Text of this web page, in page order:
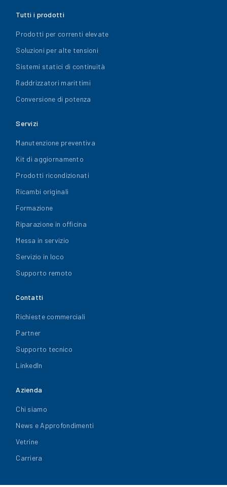
Tutti i prodotti
Prodotti per correnti elevate
Soluzioni per alte tensioni
Sistemi statici di continuità
Raddrizzatori marittimi
Conversione di potenza
Servizi
Manutenzione preventiva
Kit di aggiornamento
Prodotti ricondizionati
Ricambi originali
Formazione
Riparazione in officina
Messa in servizio
Servizio in loco
Supporto remoto
Contatti
Richieste commerciali
Partner
Supporto tecnico
LinkedIn
Azienda
Chi siamo
News e Approfondimenti
Vetrine
Carriera